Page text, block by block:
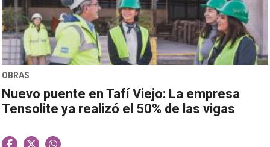
OBRAS
Nuevo puente en Tafí Viejo: La empresa
Tensolite ya realizó el 50% de las vigas